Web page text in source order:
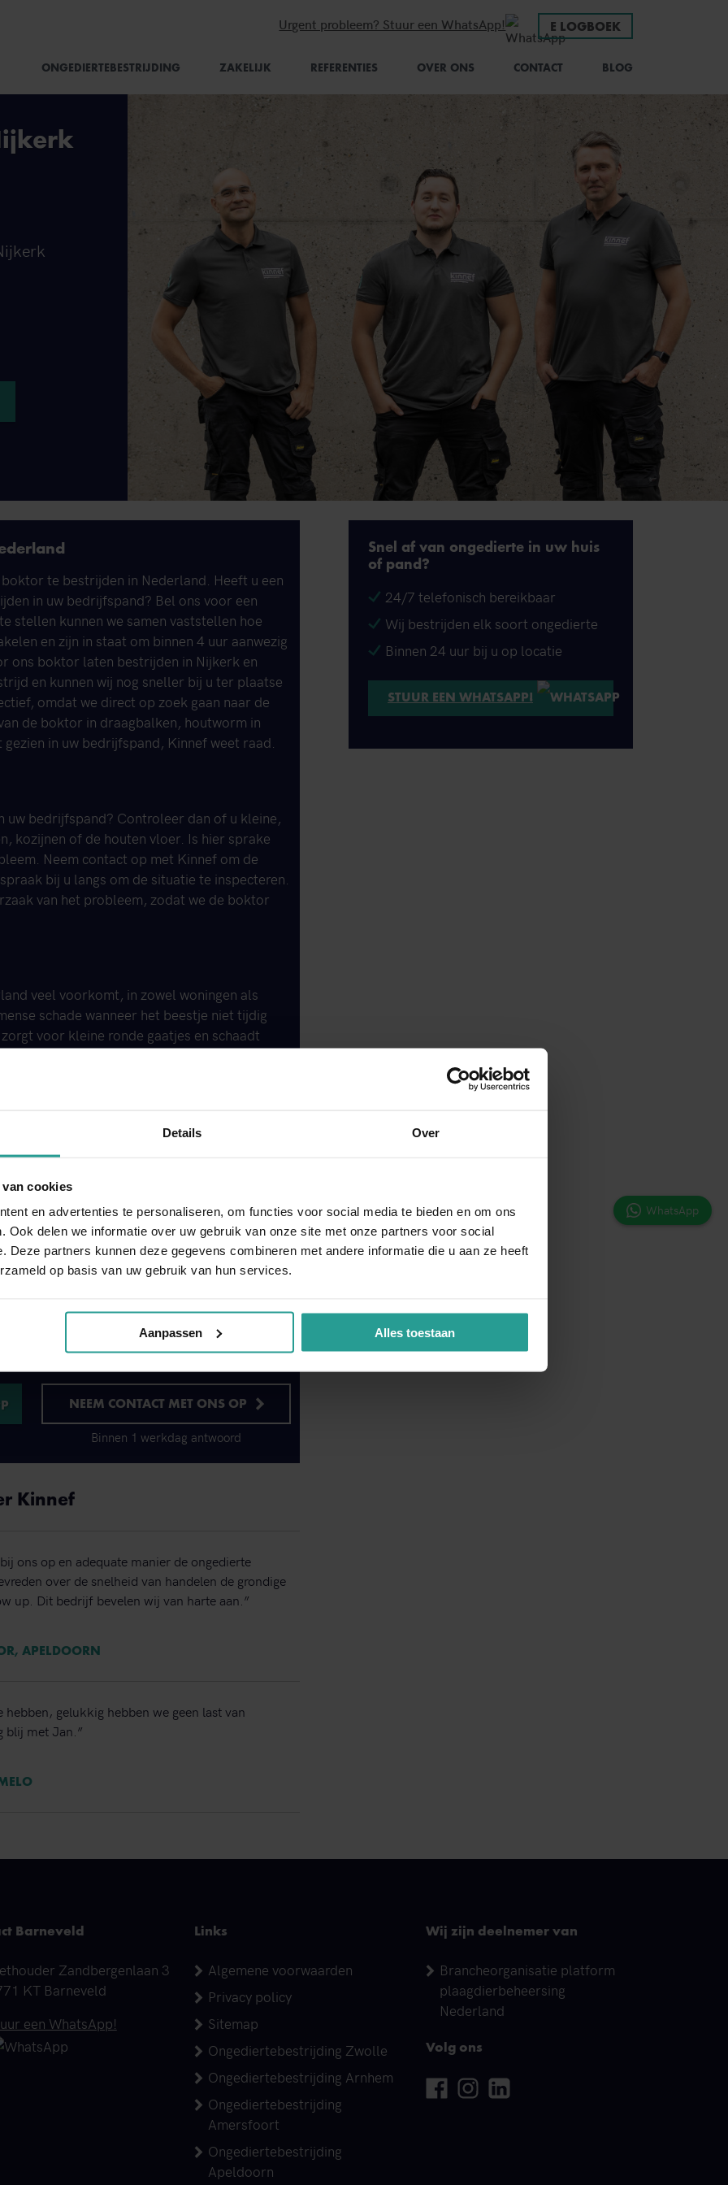
Details Over
cookies
en advertenties te personaliseren, om functies voor social media te bieden en om ons
Ook delen we informatie over uw gebruik van onze site met onze partners voor social
Deze partners kunnen deze gegevens combineren met andere informatie die u aan ze heeft
op basis van uw gebruik van hun services.
Aanpassen Alles toestaan
Urgent probleem? Stuur een WhatsApp! E LOGBOEK
ONGEDIERTEBESTRIJDING ZAKELIJK REFERENTIES OVER ONS CONTACT BLOG
te bestrijden in Nederland. Heeft u een
in uw bedrijfspand? Bel ons voor een
stellen kunnen we samen vaststellen hoe
en zijn in staat om binnen 4 uur aanwezig
ons boktor laten bestrijden in Nijkerk en
en kunnen wij nog sneller bij u ter plaatse
omdat we direct op zoek gaan naar de
de boktor in draagbalken, houtworm in
in uw bedrijfspand, Kinnef weet raad.
uw bedrijfspand? Controleer dan of u kleine,
kozijnen of de houten vloer. Is hier sprake
Neem contact op met Kinnef om de
bij u langs om de situatie te inspecteren.
van het probleem, zodat we de boktor
veel voorkomt, in zowel woningen als
schade wanneer het beestje niet tijdig
voor kleine ronde gaatjes en schaadt
houten meubel. In draagbalken is de
van belang de aanwezigheid van de boktor
van de boktor kan namelijk kilo's hout
genoemd. Dit maakt de boktor éen van de
of bedrijf, kunt u contact opnemen met
bij u langs. Uw buren, klanten,
eigen werknemers zullen niet of nauwelijks
de deur en zorgen ervoor dat we zo
ons dagelijks bereiken, maar liefst 24 uur
probleem aan, zodat herhaling kan
overlast van houtworm of boktor, maar
wespen of ander ongedierte.
NEEM CONTACT MET ONS OP
Binnen 1 werkdag antwoord
Kinnef
ons op en adequate manier de ongedierte
over de snelheid van handelen de grondige
up. Dit bedrijf bevelen wij van harte aan.”
APELDOORN
gelukkig hebben we geen last van
blij met Jan.”
Snel af van ongedierte in uw huis
of pand?
24/7 telefonisch bereikbaar
Wij bestrijden elk soort ongedierte
Binnen 24 uur bij u op locatie
STUUR EEN WHATSAPP!
Barneveld
Zandbergenlaan 3
KT Barneveld
een WhatsApp!
Links
Algemene voorwaarden
Privacy policy
Sitemap
Ongediertebestrijding Zwolle
Ongediertebestrijding Arnhem
Ongediertebestrijding
Amersfoort
Ongediertebestrijding
Apeldoorn
Wij zijn deelnemer van
Brancheorganisatie platform
plaagdierbeheersing
Nederland
Volg ons
Facebook
InstagramLinkedin
WhatsApp